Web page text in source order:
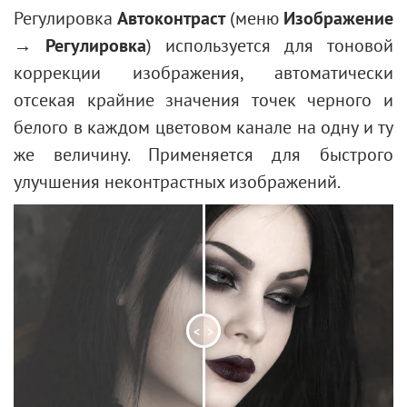
Тени и Блики
Резкость
Стилизация
Заливка текстурой
Два ключа
Встроенные плагины
Внешние плагины
Расширенные настройки
Звезда
Линия
Редактирование контуров
Заливка фигур
Обводка фигур
Рука
Лупа
Предустановки
Частичное обесцвечивание
Гравировка на камне
Эффект цифровых помех
Осветление темного снимка
Коррекция лица и фигуры
Изменение погоды
Черно-белая фотография
Улучшение портрета
Создание валентинки
Портрет в стиле поп-арт
Портрет из снимков
Обои "Книжная полка"
Эффект объемной мозаики
Многослойный текст
Регулировка Автоконтраст(меню Изображение
→ Регулировка) используется для тоновой
коррекции изображения, автоматически
отсекая крайние значения точек черного и
белого в каждом цветовом канале на одну и ту
же величину. Применяется для быстрого
улучшения неконтрастных изображений.
< >